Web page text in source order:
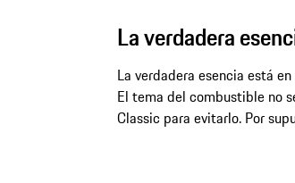
La verdadera
La verdadera esencia está
El tema del combustible no
Classic para evitarlo. Por